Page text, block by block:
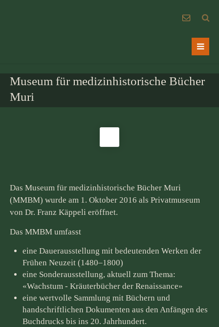
Museum für medizinhistorische Bücher
Muri
Das Museum für medizinhistorische Bücher Muri
(MMBM) wurde am 1. Oktober 2016 als Privatmuseum
von Dr. Franz Käppeli eröffnet.
Das MMBM umfasst
eine Dauerausstellung mit bedeutenden Werken der
Frühen Neuzeit (1480–1800)
eine Sonderausstellung, aktuell zum Thema:
«Wachstum - Kräuterbücher der Renaissance»
eine wertvolle Sammlung mit Büchern und
handschriftlichen Dokumenten aus den Anfängen des
Buchdrucks bis ins 20. Jahrhundert.